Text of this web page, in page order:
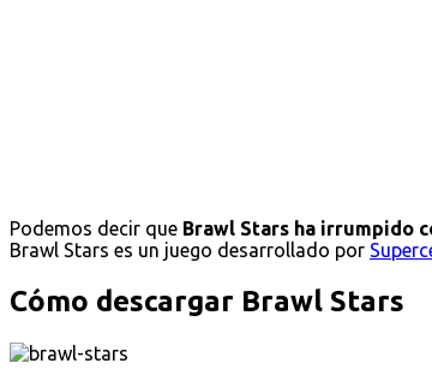
Podemos decir que Brawl Stars ha irrumpido
Brawl Stars es un juego desarrollado por
Cómo descargar Brawl Stars